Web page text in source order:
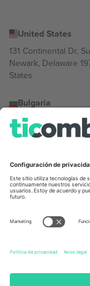
United States
131 Continental Dr,
Newark, Delaware
States
Bulgaria
Regus Sofia City
Totleben 53-55,
Mexico
Av Chapultepec
Norte, Cuauhtémoc,
Ciudad de México,
Mexico
La entidad jurídica
información,